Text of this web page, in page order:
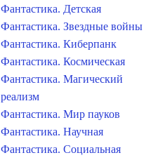
Фантастика. Детская
Фантастика. Звездные войны
Фантастика. Киберпанк
Фантастика. Космическая
Фантастика. Магический
реализм
Фантастика. Мир пауков
Фантастика. Научная
Фантастика. Социальная